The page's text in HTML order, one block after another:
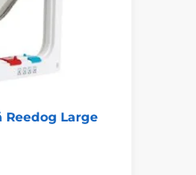
Reedog Large